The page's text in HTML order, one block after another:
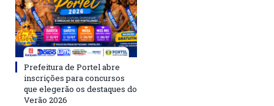
Prefeitura de Portel abre
inscrições para concursos
que elegerão os destaques do
Verão 2026